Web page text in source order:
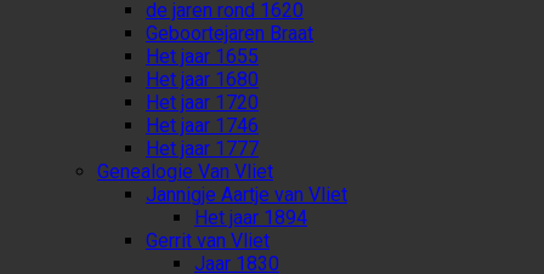
de jaren rond 1620
Geboortejaren Braat
Het jaar 1655
Het jaar 1680
Het jaar 1720
Het jaar 1746
Het jaar 1777
Genealogie Van Vliet
Jannigje Aartje van Vliet
Het jaar 1894
Gerrit van Vliet
Jaar 1830